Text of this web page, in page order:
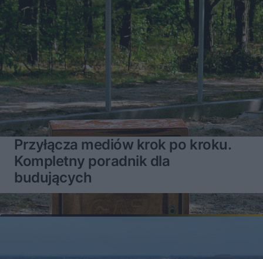
Przyłącza mediów krok po kroku.
Kompletny poradnik dla
budujących